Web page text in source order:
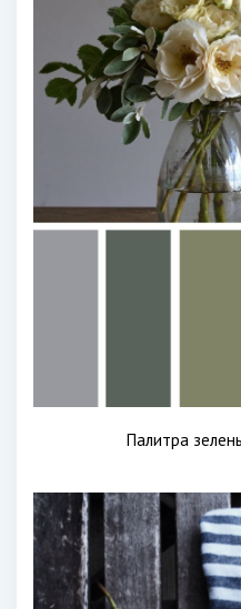
Палитра